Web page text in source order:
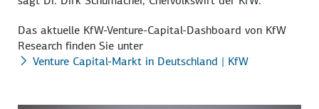
Das aktuelle KfW-Venture-Capital-Dashboard von KfW
Research finden Sie unter
Venture Capital-Markt in Deutschland | KfW